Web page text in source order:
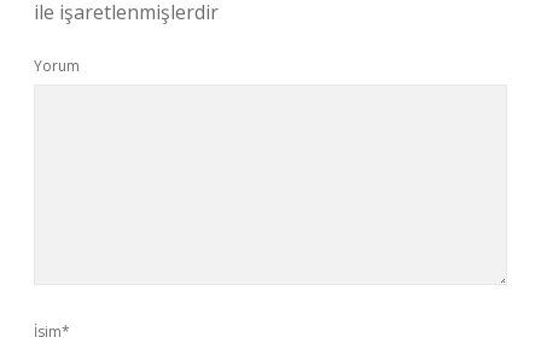
ile işaretlenmişlerdir
Yorum
İsim*